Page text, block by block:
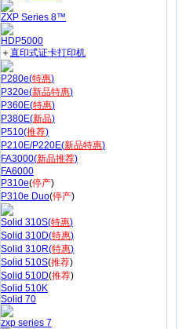
ZXP Series 8™
HDP5000
＋直印式证卡打印机
P280e(特惠)
P320e(新品特惠)
P360E(特惠)
P380E(新品)
P510(推荐)
P210E/P220E(新品特惠)
FA3000(新品推荐)
FA6000
P310e(停产)
P310e Duo(停产)
Solid 310S(特惠)
Solid 310D(特惠)
Solid 310R(特惠)
Solid 510S(推荐)
Solid 510D(推荐)
Solid 510K
Solid 70
zxp series 7